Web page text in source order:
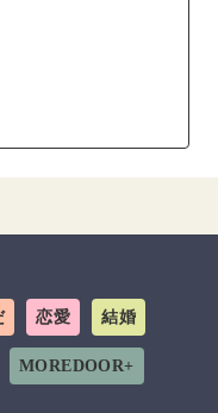
恋愛 結婚
MOREDOOR+